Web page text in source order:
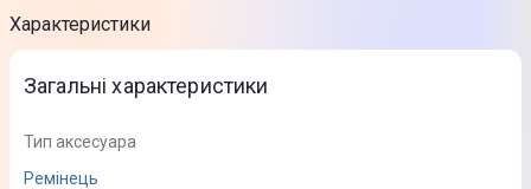
Характеристики
Загальні характеристики
Тип аксесуара
Ремінець